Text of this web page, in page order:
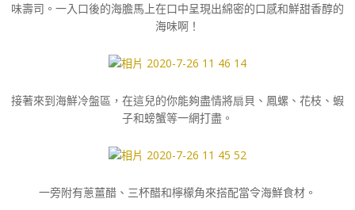
味壽司。一入口後的海膽馬上在口中呈現出綿密的口感和鮮甜香醇的
海味啊！
接著來到海鮮冷盤區，在這兒的你能夠盡情將扇貝、鳳螺、花枝、蝦
子和螃蟹等一網打盡。
一旁附有蔥薑醋、三杯醋和檸檬角來搭配當令海鮮食材。